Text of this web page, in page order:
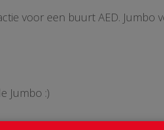
voor een buurt AED. Jumbo
Jumbo :)